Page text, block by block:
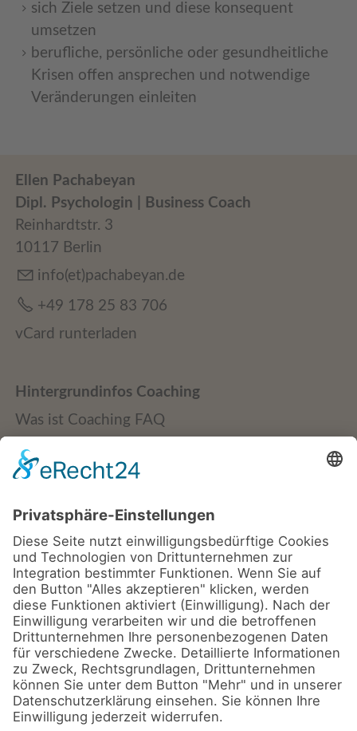
sich Ziele setzen und diese konsequent
umsetzen
berufliche, persönliche oder gesundheitliche
Krisen offen ansprechen und notwendige
Veränderungen einleiten
Ellen Pachabeyan
Dipl. Psychologin | Business Coach
Reinhardtstr. 3
10117 Berlin
info(et)pachabeyan.de
+49 178 25 83 706
vCard runterladen
Hintergrundinfos Coaching
Was ist Coaching FAQ
Integral-systemisches Coaching
Qualitätsstandards
Referenzen + Kunden
Coaching
Teams | Gruppen